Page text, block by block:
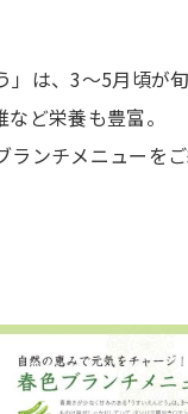
は、3～5月頃が
ど栄養も豊富。
ンチメニューをご